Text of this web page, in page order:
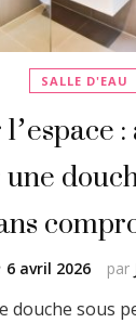
SALLE D'EAU
par
6 avril 2026
douche sous